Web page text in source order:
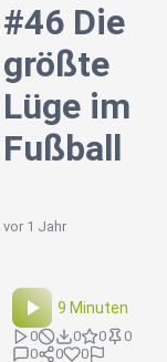
#46 Die
größte
Lüge im
Fußball
vor 1 Jahr
9 Minuten
0 0 0
0
0
0 0